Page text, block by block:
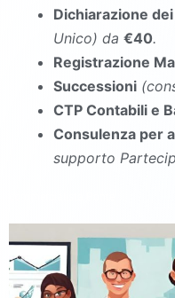
Dichiarazione
Unico) da €40.
Registrazione
Successioni
CTP Contabili e
Consulenza per
supporto